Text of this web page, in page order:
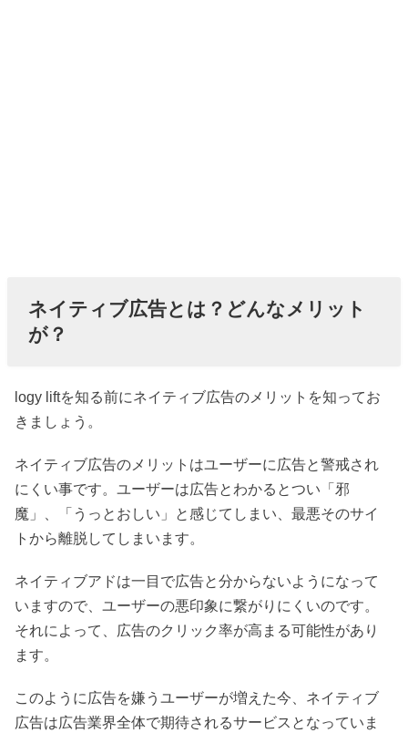
ネイティブ広告とは？どんなメリット
が？
logy liftを知る前にネイティブ広告のメリットを知ってお
きましょう。
ネイティブ広告のメリットはユーザーに広告と警戒され
にくい事です。ユーザーは広告とわかるとつい「邪
魔」、「うっとおしい」と感じてしまい、最悪そのサイ
トから離脱してしまいます。
ネイティブアドは一目で広告と分からないようになって
いますので、ユーザーの悪印象に繋がりにくいのです。
それによって、広告のクリック率が高まる可能性があり
ます。
このように広告を嫌うユーザーが増えた今、ネイティブ
広告は広告業界全体で期待されるサービスとなっていま